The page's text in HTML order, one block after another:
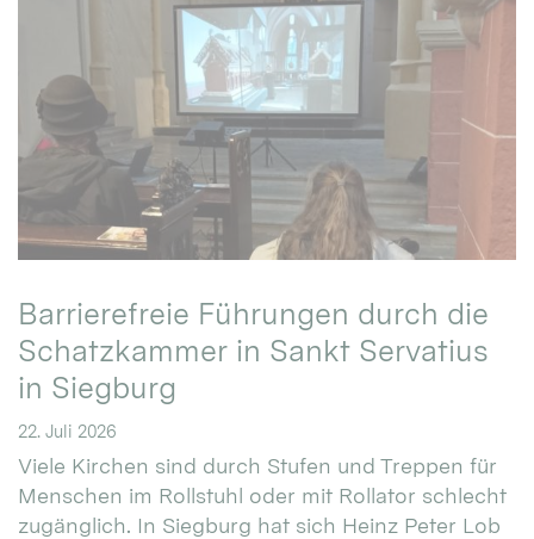
Barrierefreie Führungen durch die
Schatzkammer in Sankt Servatius
in Siegburg
22. Juli 2026
Viele Kirchen sind durch Stufen und Treppen für
Menschen im Rollstuhl oder mit Rollator schlecht
zugänglich. In Siegburg hat sich Heinz Peter Lob